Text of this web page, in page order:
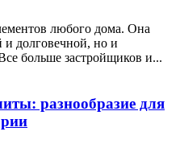
любого дома. Она
и долговечной, но и
больше застройщиков и...
разнообразие для